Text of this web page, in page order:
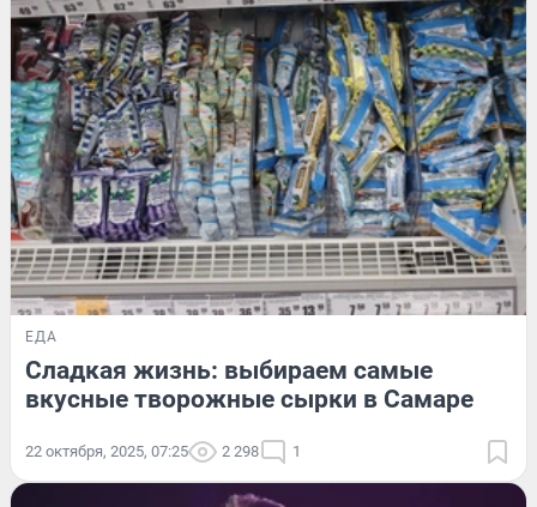
ЕДА
Сладкая жизнь: выбираем самые
вкусные творожные сырки в Самаре
22 октября, 2025, 07:25 2 298 1